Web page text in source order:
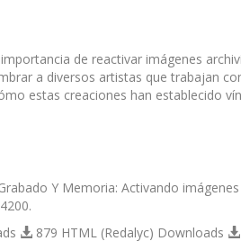
de reactivar imágenes
a diversos artistas que trabajan
estas creaciones han establecido
Y Memoria: Activando
879 HTML (Redalyc) Downloads